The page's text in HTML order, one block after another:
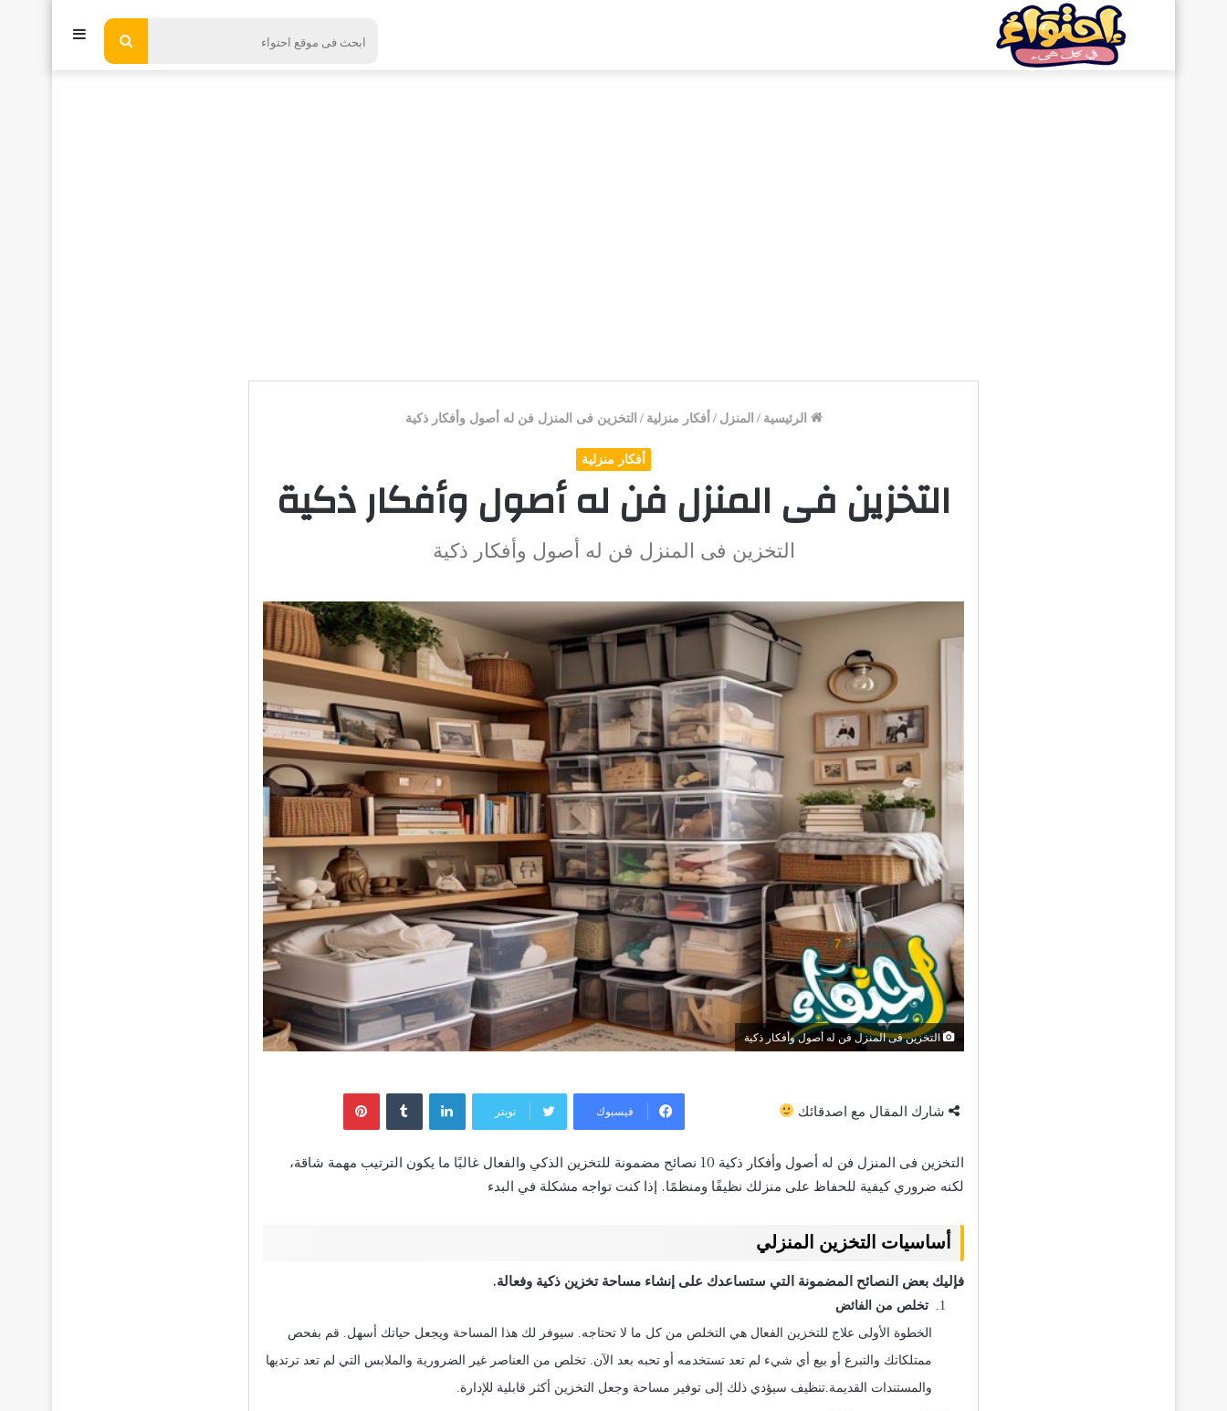
ابحث إضافة
الرئيسية / المنزل / أفكار منزلية / التخزين فى المنزل فن له أصول وأفكار ذكية
أفكار منزلية
التخزين فى المنزل فن له أصول وأفكار ذكية
التخزين فى المنزل فن له أصول وأفكار ذكية
التخزين فى المنزل فن له أصول وأفكار ذكية
شارك المقال مع اصدقائك فيسبوك تويتر
لينكدإن ‏Tumblr بينتيريست
التخزين فى المنزل فن له أصول وأفكار ذكية 10 نصائح مضمونة للتخزين الذكي والفعال غالبًا ما يكون الترتيب مهمة شاقة،
لكنه ضروري كيفية للحفاظ على منزلك نظيفًا ومنظمًا. إذا كنت تواجه مشكلة في البدء
أساسيات التخزين المنزلي
فإليك بعض النصائح المضمونة التي ستساعدك على إنشاء مساحة تخزين ذكية وفعالة.
تخلص من الفائض
الخطوة الأولى علاج للتخزين الفعال هي التخلص من كل ما لا تحتاجه. سيوفر لك هذا المساحة ويجعل حياتك أسهل. قم بفحص
ممتلكاتك والتبرع أو بيع أي شيء لم تعد تستخدمه أو تحبه بعد الآن. تخلص من العناصر غير الضرورية والملابس التي لم تعد ترتديها
والمستندات القديمة.تنظيف سيؤدي ذلك إلى توفير مساحة وجعل التخزين أكثر قابلية للإدارة.